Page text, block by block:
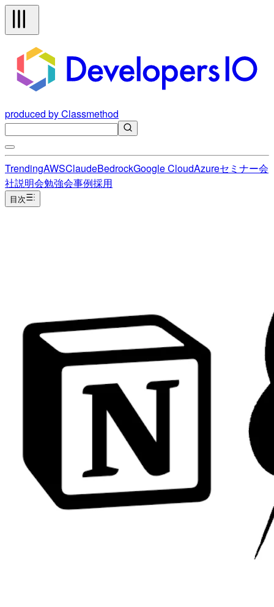
produced by Classmethod
TrendingAWSClaudeBedrockGoogle CloudAzureセミナー会
社説明会勉強会事例採用
目次